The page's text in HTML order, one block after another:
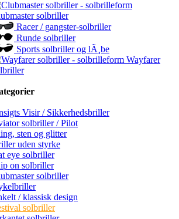
solbriller
Racer / gangster-solbriller
Runde solbriller
Sports solbriller og lÃ¸be
Wayfarer
Visir / Sikkerhedsbriller
solbriller / Pilot
sten og glitter
uden styrke
eye solbriller
on solbriller
solbriller
/ klassisk design
solbriller